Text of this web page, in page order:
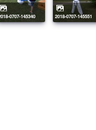
2018-0707-145340 2018-0707-145551